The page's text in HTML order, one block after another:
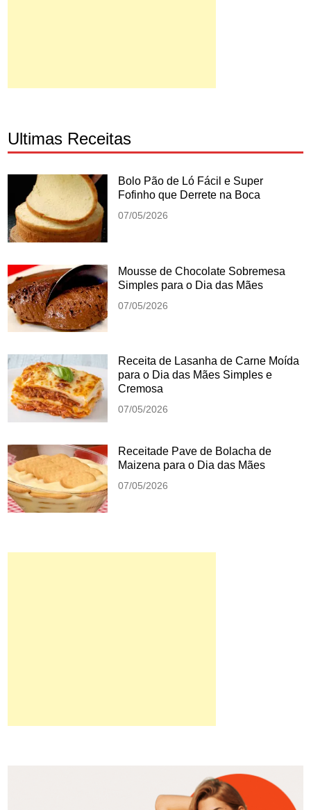
Ultimas Receitas
Bolo Pão de Ló Fácil e Super
Fofinho que Derrete na Boca
07/05/2026
Mousse de Chocolate Sobremesa
Simples para o Dia das Mães
07/05/2026
Receita de Lasanha de Carne Moída
para o Dia das Mães Simples e
Cremosa
07/05/2026
Receitade Pave de Bolacha de
Maizena para o Dia das Mães
07/05/2026